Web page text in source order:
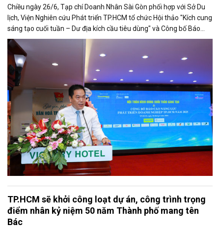
Chiều ngày 26/6, Tạp chí Doanh Nhân Sài Gòn phối hợp với Sở Du
lịch, Viện Nghiên cứu Phát triển TP.HCM tổ chức Hội thảo "Kích cung
sáng tạo cuối tuần – Dư địa kích cầu tiêu dùng" và Công bố Báo
cáo năng lực phát triển doanh nghiệp TP.HCM năm 2025. Trân
trọng giới thiệu phát biểu của ông Võ Hồng Sơn - Trưởng đại diện
Văn phòng Bộ Công Thương khu vực phía Nam tại Hội thảo.
TP.HCM sẽ khởi công loạt dự án, công trình trọng
điểm nhân kỷ niệm 50 năm Thành phố mang tên
Bác